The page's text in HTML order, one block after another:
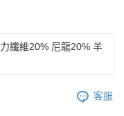
纖維20% 尼龍20% 羊
客服